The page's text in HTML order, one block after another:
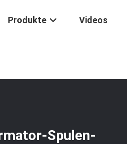
Produkte Videos
Spulen-